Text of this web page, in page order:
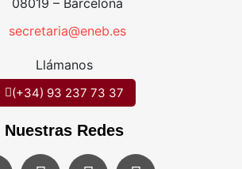
08019 – Barcelona
secretaria@eneb.es
Llámanos
(+34) 93 237 73 37
Nuestras Redes